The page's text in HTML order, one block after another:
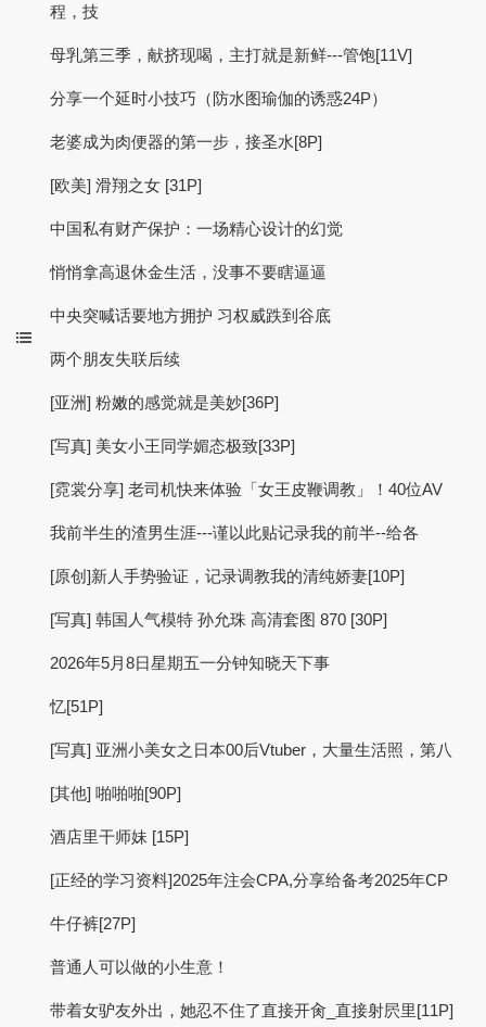
程，技
母乳第三季，献挤现喝，主打就是新鲜---管饱[11V]
分享一个延时小技巧（防水图瑜伽的诱惑24P）
老婆成为肉便器的第一步，接圣水[8P]
[欧美] 滑翔之女 [31P]
中国私有财产保护：一场精心设计的幻觉
悄悄拿高退休金生活，没事不要瞎逼逼
中央突喊话要地方拥护 习权威跌到谷底
两个朋友失联后续
[亚洲] 粉嫩的感觉就是美妙[36P]
[写真] 美女小王同学媚态极致[33P]
[霓裳分享] 老司机快来体验「女王皮鞭调教」！40位AV
我前半生的渣男生涯---谨以此贴记录我的前半--给各
[原创]新人手势验证，记录调教我的清纯娇妻[10P]
[写真] 韩国人气模特 孙允珠 高清套图 870 [30P]
2026年5月8日星期五一分钟知晓天下事
忆[51P]
[写真] 亚洲小美女之日本00后Vtuber，大量生活照，第八
[其他] 啪啪啪[90P]
酒店里干师妹 [15P]
[正经的学习资料]2025年注会CPA,分享给备考2025年CP
牛仔裤[27P]
普通人可以做的小生意！
带着女驴友外出，她忍不住了直接开肏_直接射屄里[11P]